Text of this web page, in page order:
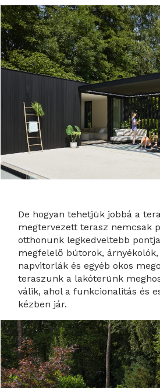
De hogyan tehetjük jobbá a
megtervezett terasz nemcsak
otthonunk legkedveltebb
megfelelő bútorok, árnyékolók,
napvitorlák és egyéb okos
teraszunk a lakóterünk
válik, ahol a funkcionalitás és
kézben jár.